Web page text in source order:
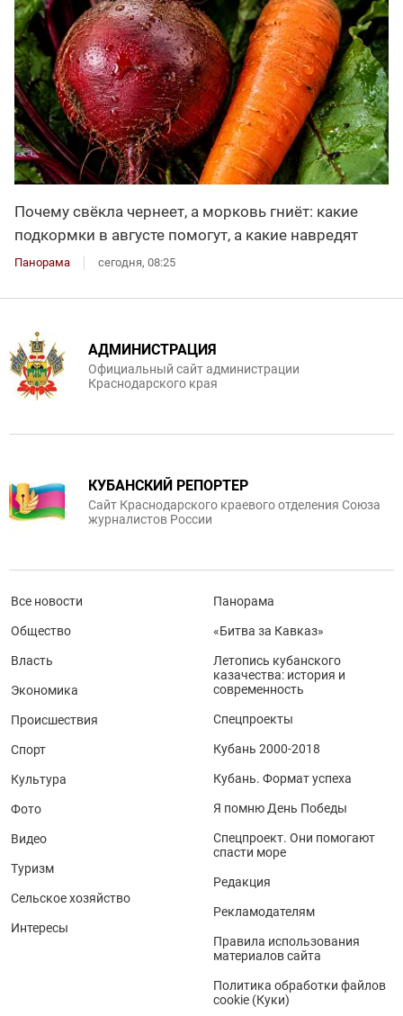
Почему свёкла чернеет, а морковь гниёт: какие
подкормки в августе помогут, а какие навредят
Панорама сегодня, 08:25
АДМИНИСТРАЦИЯ
Официальный сайт администрации
Краснодарского края
КУБАНСКИЙ РЕПОРТЕР
Сайт Краснодарского краевого отделения Союза
журналистов России
Все новости
Общество
Власть
Экономика
Происшествия
Спорт
Культура
Фото
Видео
Туризм
Сельское хозяйство
Интересы
Панорама
«Битва за Кавказ»
Летопись кубанского
казачества: история и
современность
Спецпроекты
Кубань 2000-2018
Кубань. Формат успеха
Я помню День Победы
Спецпроект. Они помогают
спасти море
Редакция
Рекламодателям
Правила использования
материалов сайта
Политика обработки файлов
cookie (Куки)